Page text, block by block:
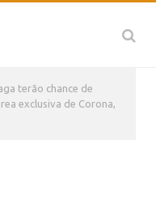
terão chance de
exclusiva de Corona,